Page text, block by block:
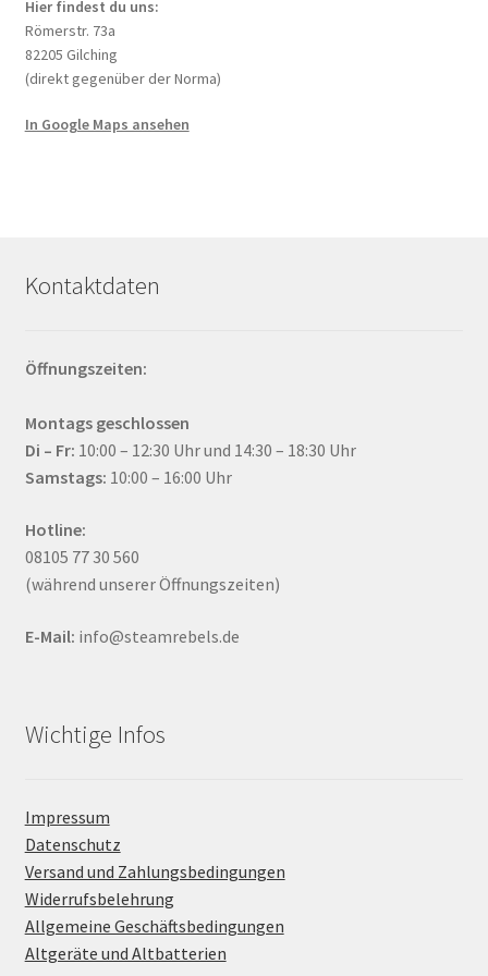
Hier findest du uns:
Römerstr. 73a
82205 Gilching
(direkt gegenüber der Norma)
In Google Maps ansehen
Kontaktdaten
Öffnungszeiten:
Montags geschlossen
Di – Fr: 10:00 – 12:30 Uhr und 14:30 – 18:30 Uhr
Samstags: 10:00 – 16:00 Uhr
Hotline:
08105 77 30 560
(während unserer Öffnungszeiten)
E-Mail: info@steamrebels.de
Wichtige Infos
Impressum
Datenschutz
Versand und Zahlungsbedingungen
Widerrufsbelehrung
Allgemeine Geschäftsbedingungen
Altgeräte und Altbatterien